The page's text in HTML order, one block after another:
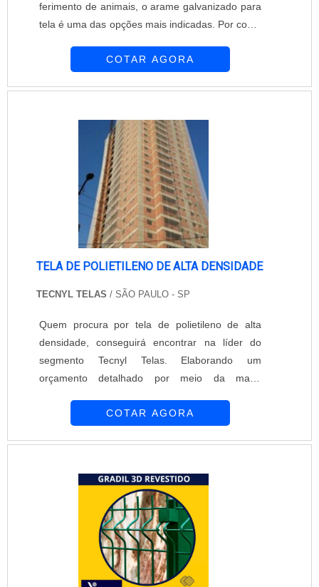
ferimento de animais, o arame galvanizado para
tela é uma das opções mais indicadas. Por conta
maior resistência contra oxidação e sofre menos
manuseio, a instalação e utilização do arame
COTAR AGORA
TELA DE POLIETILENO DE ALTA DENSIDADE
TECNYL TELAS / SÃO PAULO - SP
Quem procura por tela de polietileno de alta
densidade, conseguirá encontrar na líder do
segmento Tecnyl Telas. Elaborando um
orçamento detalhado por meio da maior
qualidade, a compra não terá erros.UM POUCO
responsável, acha a Tecnyl Telas. A empresa
tem em seu escopo telas para amarração de
alvenaria e telas hexagonais (metálicas e
plásticas), garantindo o que há de melhor na
atualidade.Ainda focando na qualidade da tela
de polietileno de alta densidade, mais do que
COTAR AGORA